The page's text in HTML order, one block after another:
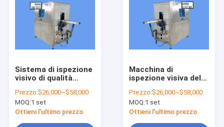
Sistema di ispezione
visivo di qualità
schermo di
visualizzazione di HD
Prezzo:$26,000~$58,000
MOQ:1 set
Ottieni l'ultimo prezzo
Macchina di
ispezione visiva del
rilevamento di
difetto alimentata
dall'algoritmo di AI
Prezzo:$26,000~$58,000
MOQ:1 set
Ottieni l'ultimo prezzo